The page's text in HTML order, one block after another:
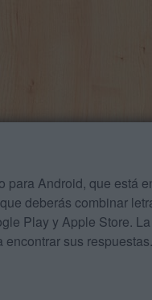
Android, que está
deberás combinar
Play y Apple Store.
sus